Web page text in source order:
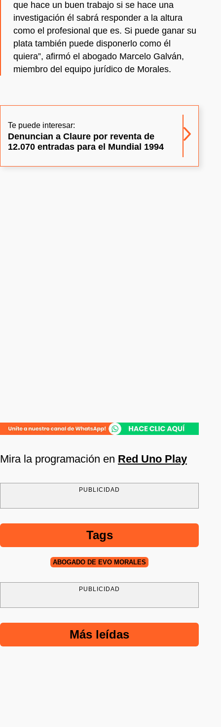
que hace un buen trabajo si se hace una
investigación él sabrá responder a la altura
como el profesional que es. Si puede ganar su
plata también puede disponerlo como él
quiera”, afirmó el abogado Marcelo Galván,
miembro del equipo jurídico de Morales.
Te puede interesar:
Denuncian a Claure por reventa de
12.070 entradas para el Mundial 1994
Mira la programación en Red Uno Play
PUBLICIDAD
Tags
ABOGADO DE EVO MORALES
PUBLICIDAD
Más leídas